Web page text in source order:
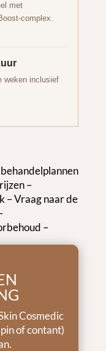
met
complex.
weken inclusief
–
– Vraag naar de
–
Cosmedic
of contant)